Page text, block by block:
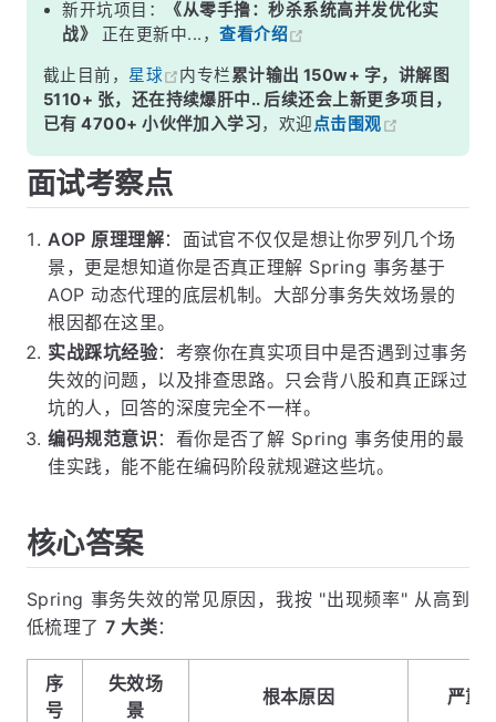
记忆口诀
总结
新开坑项目：
《从零手撸：秒杀系统高并发优化实
战》
正在更新中...，查看介绍
截止目前， 星球 内专栏累计输出 150w+ 字，讲解图
5110+ 张，还在持续爆肝中.. 后续还会上新更多项目，
已有 4700+ 小伙伴加入学习，欢迎点击围观
面试考察点
AOP 原理理解：面试官不仅仅是想让你罗列几个场
景，更是想知道你是否真正理解 Spring 事务基于
AOP 动态代理的底层机制。大部分事务失效场景的
根因都在这里。
实战踩坑经验：考察你在真实项目中是否遇到过事务
失效的问题，以及排查思路。只会背八股和真正踩过
坑的人，回答的深度完全不一样。
编码规范意识 ：看你是否了解 Spring 事务使用的最
佳实践，能不能在编码阶段就规避这些坑。
核心答案
Spring 事务失效的常见原因，我按 "出现频率" 从高到
低梳理了7 大类：
序
号
失效场
景
根本原因 严重